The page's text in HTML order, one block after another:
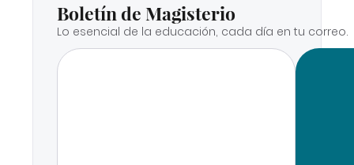
Boletín de Magisterio
Lo esencial de la educación, cada día en tu correo.